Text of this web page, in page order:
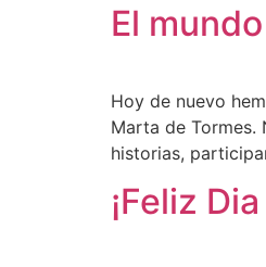
El
Hoy de nuevo
Marta de Tormes.
historias,
¡Feliz